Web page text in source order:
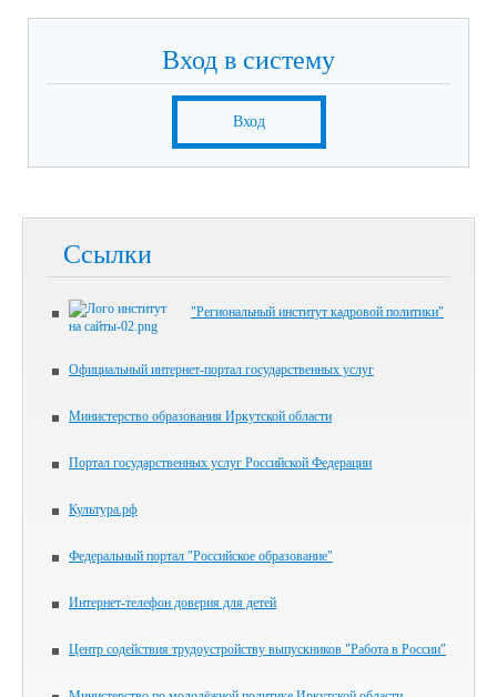
Вход в систему
Вход
Ссылки
"Региональный институт кадровой политики"
Официальный интернет-портал государственных услуг
Министерство образования Иркутской области
Портал государственных услуг Российской Федерации
Культура.рф
Федеральный портал "Российское образование"
Интернет-телефон доверия для детей
Центр содействия трудоустройству выпускников "Работа в России"